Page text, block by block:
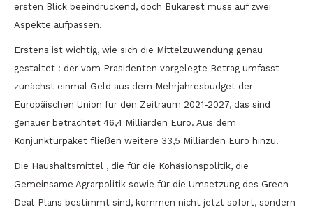
ersten Blick beeindruckend, doch Bukarest muss auf zwei
Aspekte aufpassen.
Erstens ist wichtig, wie sich die Mittelzuwendung genau
gestaltet : der vom Präsidenten vorgelegte Betrag umfasst
zunächst einmal Geld aus dem Mehrjahresbudget der
Europäischen Union für den Zeitraum 2021-2027, das sind
genauer betrachtet 46,4 Milliarden Euro. Aus dem
Konjunkturpaket fließen weitere 33,5 Milliarden Euro hinzu.
Die Haushaltsmittel , die für die Kohäsionspolitik, die
Gemeinsame Agrarpolitik sowie für die Umsetzung des Green
Deal-Plans bestimmt sind, kommen nicht jetzt sofort, sondern